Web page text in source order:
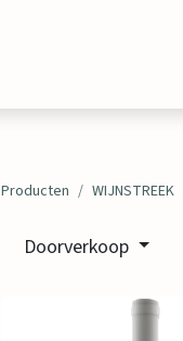
Producten WIJNSTREEK
Doorverkoop